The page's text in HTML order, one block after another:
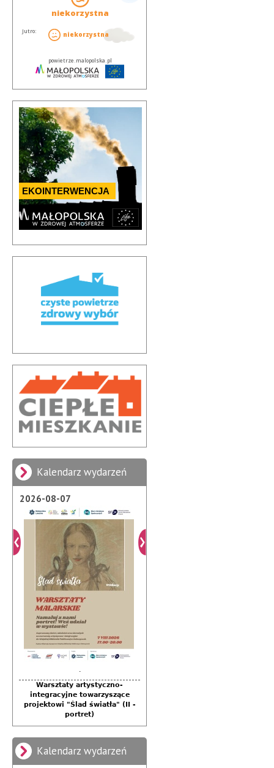
Kalendarz wydarzeń
2026-08-07
.
Warsztaty artystyczno-
integracyjne towarzyszące
projektowi "Ślad światła" (II -
portret)
Kalendarz wydarzeń